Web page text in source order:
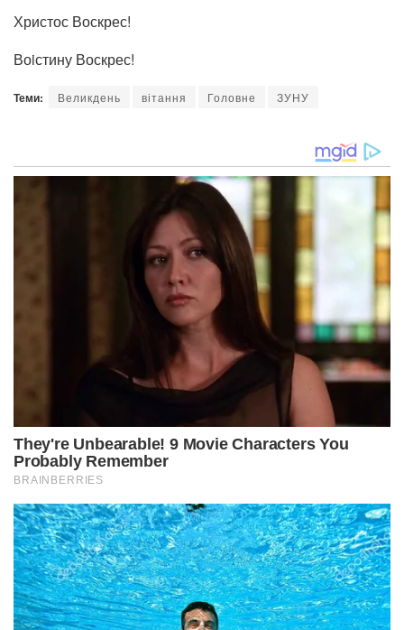
Христос Воскрес!
Воiстину Воскрес!
Теми: Великдень вітання Головне ЗУНУ